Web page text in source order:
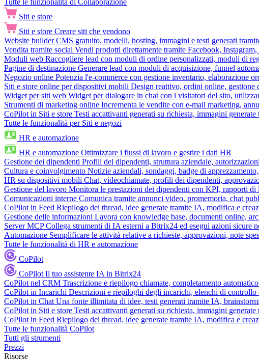
Tutte le funzionalità di Collaborazione
Siti e store
Siti e store Creare siti che vendono
Website builder CMS gratuito, modelli, hosting, immagini e testi generati
Vendita tramite social Vendi prodotti direttamente tramite Facebook,
Moduli web Raccogliere lead con moduli di ordine personalizzati, moduli di
Pagine di destinazione Generare lead con moduli di acquisizione, funnel
Negozio online Potenzia l'e-commerce con gestione inventario, elaborazione
Siti e store online per dispositivi mobili Design reattivo, ordini online,
Widget per siti web Widget per dialogare in chat con i visitatori del sito,
Strumenti di marketing online Incrementa le vendite con e-mail marketing,
CoPilot in Siti e store Testi accattivanti generati su richiesta, immagini
Tutte le funzionalità per Siti e negozi
HR e automazione
HR e automazione Ottimizzare i flussi di lavoro e gestire i dati HR
Gestione dei dipendenti Profili dei dipendenti, struttura aziendale,
Cultura e coinvolgimento Notizie aziendali, sondaggi, badge di
HR su dispositivi mobili Chat, videochiamate, profili dei dipendenti,
Gestione del lavoro Monitora le prestazioni dei dipendenti con KPI, rapporti
Comunicazioni interne Comunica tramite annunci video, promemoria, chat
CoPilot in Feed Riepilogo dei thread, idee generate tramite IA, modifica e
Gestione delle informazioni Lavora con knowledge base, documenti online,
Server MCP Collega strumenti di IA esterni a Bitrix24 ed esegui azioni sicure
Automazione Semplificare le attività relative a richieste, approvazioni, note
Tutte le funzionalità di HR e automazione
CoPilot
CoPilot Il tuo assistente IA in Bitrix24
CoPilot nel CRM Trascrizione e riepilogo chiamate, completamento
CoPilot in Incarichi Descrizioni e riepiloghi degli incarichi, elenchi di controllo
CoPilot in Chat Una fonte illimitata di idee, testi generati tramite IA,
CoPilot in Siti e store Testi accattivanti generati su richiesta, immagini
CoPilot in Feed Riepilogo dei thread, idee generate tramite IA, modifica e
Tutte le funzionalità CoPilot
Tutti gli strumenti
Prezzi
Risorse